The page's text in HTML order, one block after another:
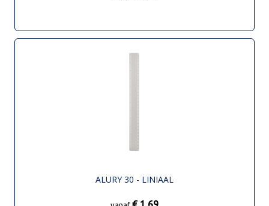
ALURY 30 - LINIAAL